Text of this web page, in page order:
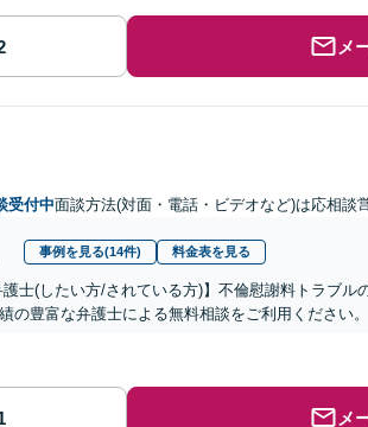
メ
受付中面談方法(対面・電話・ビデオなど)は応相談
事例を見る(14件) 料金表を見る
護士(したい方/されている方)】不倫慰謝料トラブ
の豊富な弁護士による無料相談をご利用ください
メ